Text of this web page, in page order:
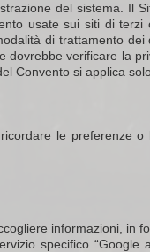
del sistema. Il
usate sui siti di terzi
di trattamento
dovrebbe verificare la
Convento si applica
le preferenze
informazioni, in
specifico “Google